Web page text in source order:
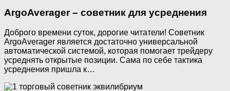
ArgoAverager – советник для усреднения
Доброго времени суток, дорогие читатели! Советник
ArgoAverager является достаточно универсальной
автоматической системой, которая помогает трейдеру
усреднять открытые позиции. Сама по себе тактика
усреднения пришла к…